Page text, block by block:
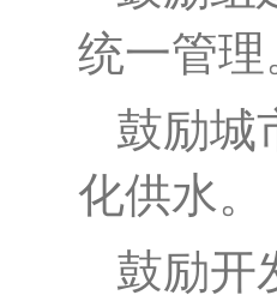
统一管理
鼓励城
化供水。
鼓励开